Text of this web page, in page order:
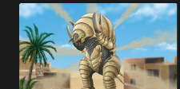
い灼熱の炎に包まれ…。●監視対象
No.326「黒霧怪獣ゲソラマリ」につ
いて、ケニー御子柴博士より報告。
東南アジアの海に突如黒い霧がたち
こめバカンスを楽しんでいた人々は
パニック。